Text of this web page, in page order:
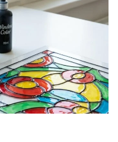
exposant ainsi
à la […]